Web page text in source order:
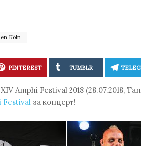
Köln
PINTEREST TUMBLR
Amphi Festival 2018 (28.07.2018,
Festival за концерт!